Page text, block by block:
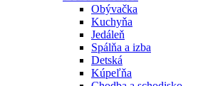
Obývačka
Kuchyňa
Jedáleň
Spálňa a izba
Detská
Kúpeľňa